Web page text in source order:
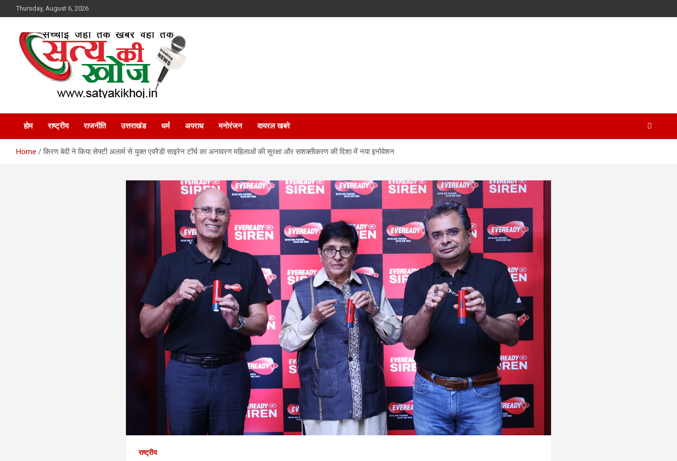
to
Thursday, August 6, 2026
Satya Ki Khoj
होम राष्ट्रीय राजनीति उत्तराखंड धर्म अपराध मनोरंजन वायरल खबरे
Home किरण बेदी ने किया सेफ्टी अलार्म से युक्त एवरैडी साइरेन टॉर्च का अनावरण महिलाओं की सुरक्षा और सशक्तीकरण की दिशा में नया इनोवेशन
राष्ट्रीय